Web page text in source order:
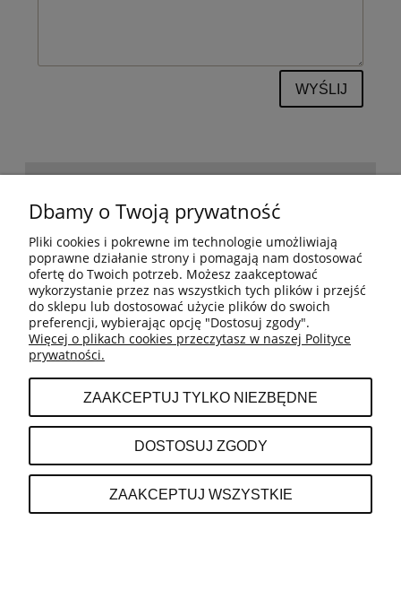
WYŚLIJ
BESTSELLERY
MOJE KONTO
INFORMACJE
O NAS
Dbamy o Twoją prywatność
Pliki cookies i pokrewne im technologie umożliwiają
poprawne działanie strony i pomagają nam dostosować
ofertę do Twoich potrzeb. Możesz zaakceptować
wykorzystanie przez nas wszystkich tych plików i przejść
do sklepu lub dostosować użycie plików do swoich
preferencji, wybierając opcję "Dostosuj zgody".
Więcej o plikach cookies przeczytasz w naszej Polityce
prywatności.
ZAAKCEPTUJ TYLKO NIEZBĘDNE
DOSTOSUJ ZGODY
ZAAKCEPTUJ WSZYSTKIE